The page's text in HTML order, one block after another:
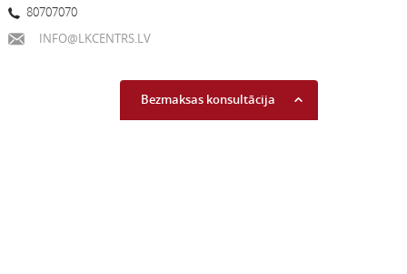
80707070
INFO@LKCENTRS.LV
Bezmaksas konsultācija